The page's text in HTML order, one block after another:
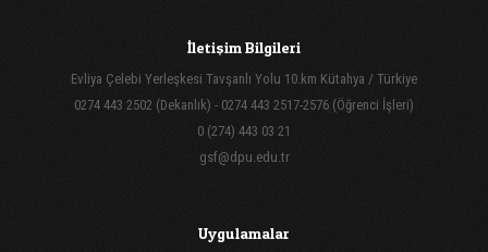
İletişim Bilgileri
Evliya Çelebi Yerleşkesi Tavşanlı Yolu 10.km Kütahya / Türkiye
0274 443 2502 (Dekanlık) - 0274 443 2517-2576 (Öğrenci İşleri)
0 (274) 443 03 21
gsf@dpu.edu.tr
Uygulamalar